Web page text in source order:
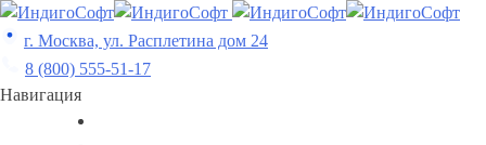
Skip
to
content
г. Москва, ул. Расплетина дом 24
8 (800) 555-51-17
Навигация